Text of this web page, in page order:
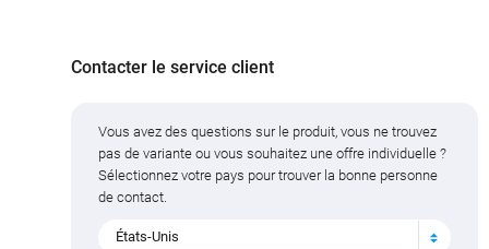
Contacter le service client
Vous avez des questions sur le produit, vous ne trouvez
pas de variante ou vous souhaitez une offre individuelle ?
Sélectionnez votre pays pour trouver la bonne personne
de contact.
États-Unis